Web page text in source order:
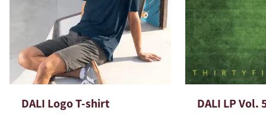
DALI Logo T-shirt DALI LP Vol.